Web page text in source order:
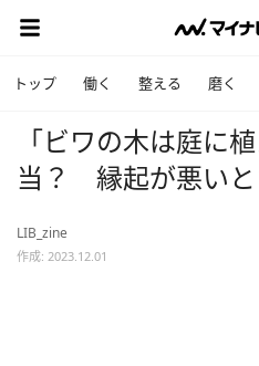
トップ 働く 整える 磨く
「ビワの木は庭に
当？ 縁起が悪い
LIB_zine
作成: 2023.12.01